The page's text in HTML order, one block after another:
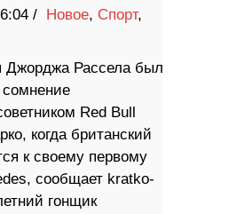
6:04 / Новое, Спорт,
Джорджа Рассела был
сомнение
Red Bull
когда британский
к своему первому
сообщает kratko-
гонщик